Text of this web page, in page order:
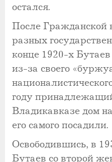
остался.
После Гражданской
разных
конце 1920-х
из-за своего
году
Владикавказе дом
его самого посадили.
Освободившись, в
Бутаев со второй